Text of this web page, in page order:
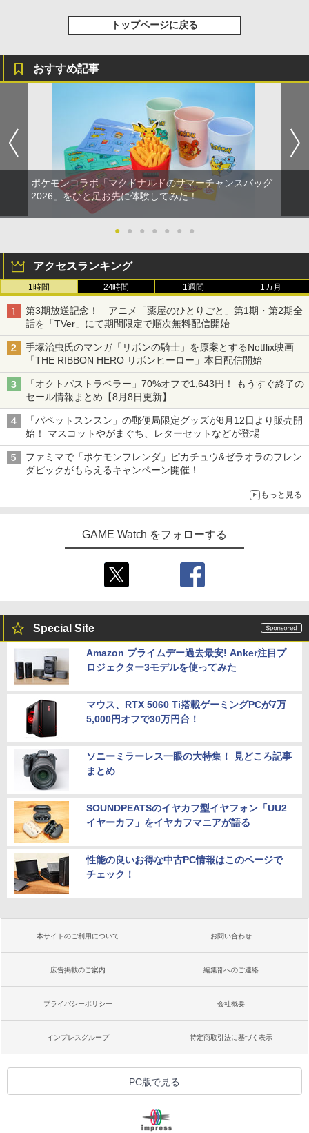
トップページに戻る
おすすめ記事
ポケモンコラボ「マクドナルドのサマーチャンスバッグ
2026」をひと足お先に体験してみた！
● ● ● ● ● ● ●
アクセスランキング
1時間 24時間 1週間 1カ月
第3期放送記念！ アニメ「薬屋のひとりごと」第1期・第2期全
話を「TVer」にて期間限定で順次無料配信開始
手塚治虫氏のマンガ「リボンの騎士」を原案とするNetflix映画
「THE RIBBON HERO リボンヒーロー」本日配信開始
「オクトパストラベラー」70%オフで1,643円！ もうすぐ終了の
セール情報まとめ【8月8日更新】
ニンテンドーeショップでは「大神 絶景版」が67%オフで990円
「パペットスンスン」の郵便局限定グッズが8月12日より販売開
始！ マスコットやがまぐち、レターセットなどが登場
ファミマで「ポケモンフレンダ」ピカチュウ&ゼラオラのフレン
ダピックがもらえるキャンペーン開催！
もっと見る
GAME Watch をフォローする
Special Site
Amazon プライムデー過去最安! Anker注目プ
ロジェクター3モデルを使ってみた
マウス、RTX 5060 Ti搭載ゲーミングPCが7万
5,000円オフで30万円台！
ソニーミラーレス一眼の大特集！ 見どころ記事
まとめ
SOUNDPEATSのイヤカフ型イヤフォン「UU2
イヤーカフ」をイヤカフマニアが語る
性能の良いお得な中古PC情報はこのページで
チェック！
本サイトのご利用について お問い合わせ
広告掲載のご案内 編集部へのご連絡
プライバシーポリシー 会社概要
インプレスグループ 特定商取引法に基づく表示
PC版で見る